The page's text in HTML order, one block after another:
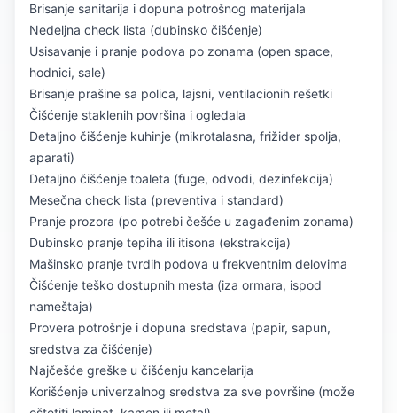
Brisanje sanitarija i dopuna potrošnog materijala
Nedeljna check lista (dubinsko čišćenje)
Usisavanje i pranje podova po zonama (open space,
hodnici, sale)
Brisanje prašine sa polica, lajsni, ventilacionih rešetki
Čišćenje staklenih površina i ogledala
Detaljno čišćenje kuhinje (mikrotalasna, frižider spolja,
aparati)
Detaljno čišćenje toaleta (fuge, odvodi, dezinfekcija)
Mesečna check lista (preventiva i standard)
Pranje prozora (po potrebi češće u zagađenim zonama)
Dubinsko pranje tepiha ili itisona (ekstrakcija)
Mašinsko pranje tvrdih podova u frekventnim delovima
Čišćenje teško dostupnih mesta (iza ormara, ispod
nameštaja)
Provera potrošnje i dopuna sredstava (papir, sapun,
sredstva za čišćenje)
Najčešće greške u čišćenju kancelarija
Korišćenje univerzalnog sredstva za sve površine (može